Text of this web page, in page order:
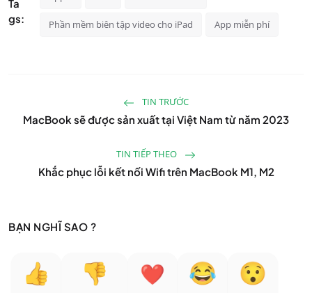
Ta
gs:
Phần mềm biên tập video cho iPad App miễn phí
TIN TRƯỚC
MacBook sẽ được sản xuất tại Việt Nam từ năm 2023
TIN TIẾP THEO
Khắc phục lỗi kết nối Wifi trên MacBook M1, M2
BẠN NGHĨ SAO ?